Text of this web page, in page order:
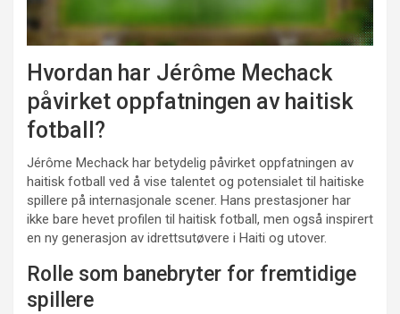
Hvordan har Jérôme Mechack
påvirket oppfatningen av haitisk
fotball?
Jérôme Mechack har betydelig påvirket oppfatningen av
haitisk fotball ved å vise talentet og potensialet til haitiske
spillere på internasjonale scener. Hans prestasjoner har
ikke bare hevet profilen til haitisk fotball, men også inspirert
en ny generasjon av idrettsutøvere i Haiti og utover.
Rolle som banebryter for fremtidige
spillere